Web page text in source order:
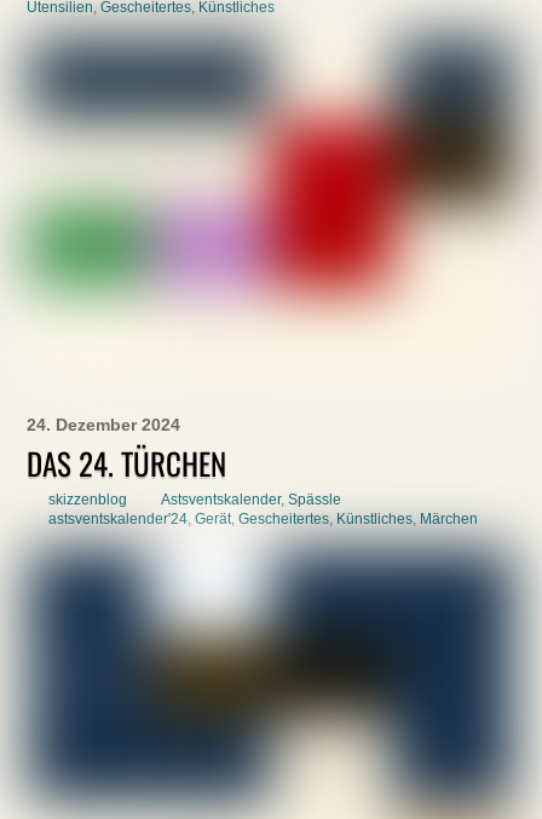
Utensilien ,Gescheitertes Künstliches
24. Dezember 2024
DAS 24. TÜRCHEN
skizzenblog Astsventskalender,Spässle
astsventskalender'24,Gerät,Gescheitertes, Künstliches, Märchen